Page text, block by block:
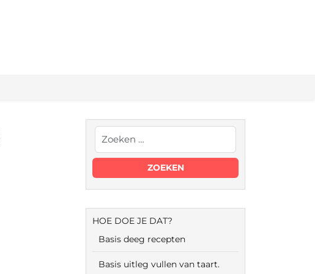
HOE DOE JE DAT?
Basis deeg recepten
Basis uitleg vullen van taart.